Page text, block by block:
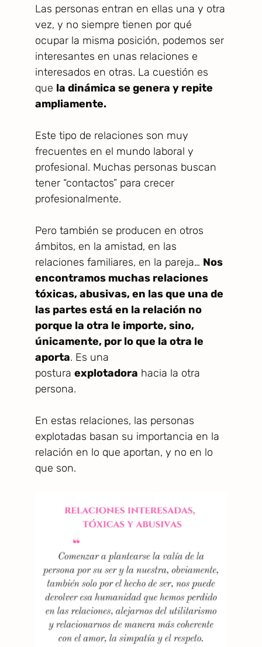
Las personas entran en ellas una y otra
vez, y no siempre tienen por qué
ocupar la misma posición, podemos ser
interesantes en unas relaciones e
interesados en otras. La cuestión es
que la dinámica se genera y repite
ampliamente.
Este tipo de relaciones son muy
frecuentes en el mundo laboral y
profesional. Muchas personas buscan
tener “contactos” para crecer
profesionalmente.
Pero también se producen en otros
ámbitos, en la amistad, en las
relaciones familiares, en la pareja… Nos
encontramos muchas relaciones
tóxicas, abusivas, en las que una de
las partes está en la relación no
porque la otra le importe, sino,
únicamente, por lo que la otra le
aporta. Es una
postura explotadora hacia la otra
persona.
En estas relaciones, las personas
explotadas basan su importancia en la
relación en lo que aportan, y no en lo
que son.